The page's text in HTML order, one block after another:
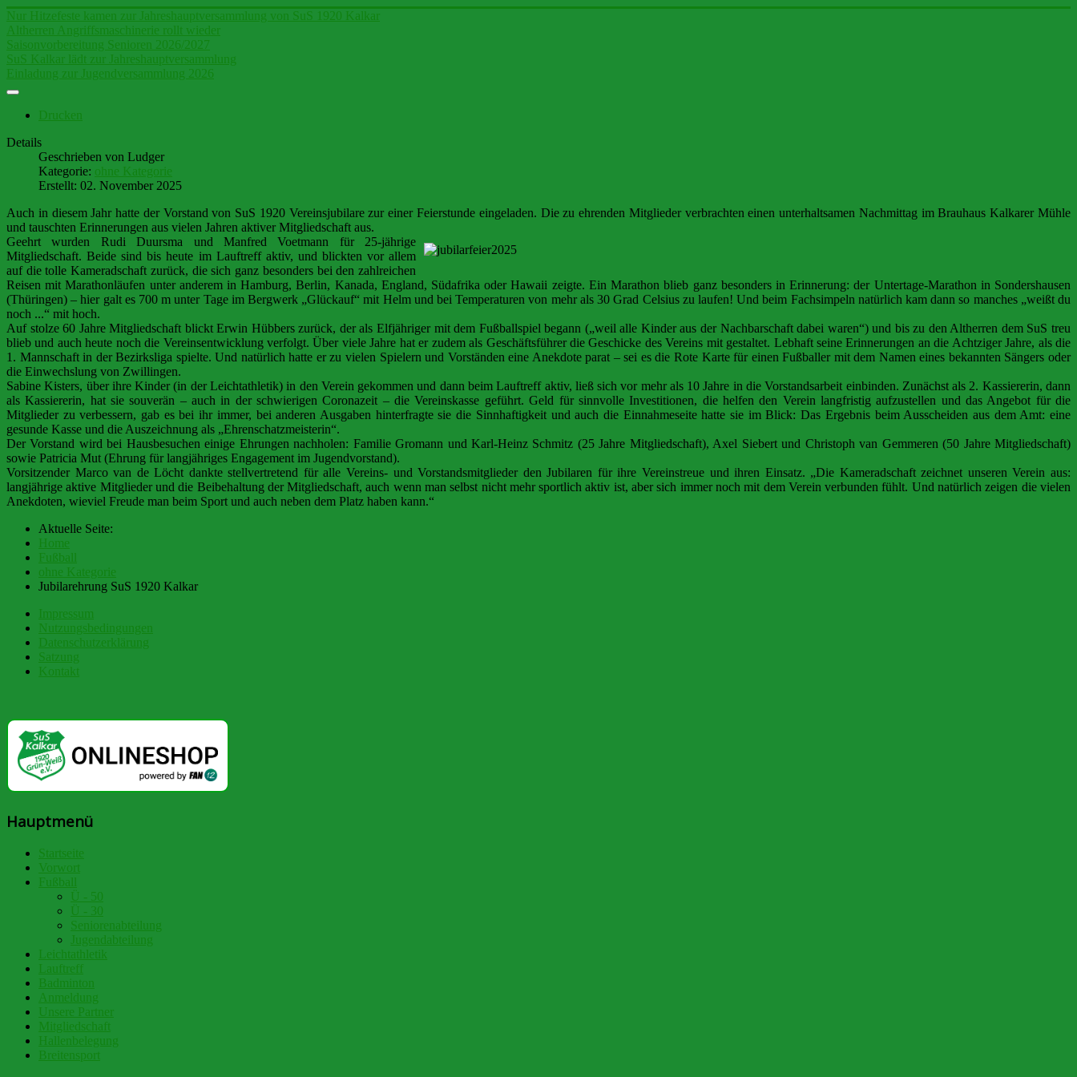
Nur Hitzefeste kamen zur Jahreshauptversammlung von SuS 1920 Kalkar
Altherren Angriffsmaschinerie rollt wieder
Saisonvorbereitung Senioren 2026/2027
SuS Kalkar lädt zur Jahreshauptversammlung
Einladung zur Jugendversammlung 2026
Drucken
Details
Geschrieben von Ludger
Kategorie: ohne Kategorie
Erstellt: 02. November 2025
Auch in diesem Jahr hatte der Vorstand von SuS 1920 Vereinsjubilare zur einer Feierstunde eingeladen. Die zu ehrenden Mitglieder verbrachten einen unterhaltsamen Nachmittag im Brauhaus Kalkarer Mühle
und tauschten Erinnerungen aus vielen Jahren aktiver Mitgliedschaft aus.
Geehrt wurden Rudi Duursma und Manfred Voetmann für 25-jährige
Mitgliedschaft. Beide sind bis heute im Lauftreff aktiv, und blickten vor allem
auf die tolle Kameradschaft zurück, die sich ganz besonders bei den zahlreichen
Reisen mit Marathonläufen unter anderem in Hamburg, Berlin, Kanada, England, Südafrika oder Hawaii zeigte. Ein Marathon blieb ganz besonders in Erinnerung: der Untertage-Marathon in Sondershausen
(Thüringen) – hier galt es 700 m unter Tage im Bergwerk „Glückauf“ mit Helm und bei Temperaturen von mehr als 30 Grad Celsius zu laufen! Und beim Fachsimpeln natürlich kam dann so manches „weißt du
noch ...“ mit hoch.
Auf stolze 60 Jahre Mitgliedschaft blickt Erwin Hübbers zurück, der als Elfjähriger mit dem Fußballspiel begann („weil alle Kinder aus der Nachbarschaft dabei waren“) und bis zu den Altherren dem SuS treu
blieb und auch heute noch die Vereinsentwicklung verfolgt. Über viele Jahre hat er zudem als Geschäftsführer die Geschicke des Vereins mit gestaltet. Lebhaft seine Erinnerungen an die Achtziger Jahre, als die
1. Mannschaft in der Bezirksliga spielte. Und natürlich hatte er zu vielen Spielern und Vorständen eine Anekdote parat – sei es die Rote Karte für einen Fußballer mit dem Namen eines bekannten Sängers oder
die Einwechslung von Zwillingen.
Sabine Kisters, über ihre Kinder (in der Leichtathletik) in den Verein gekommen und dann beim Lauftreff aktiv, ließ sich vor mehr als 10 Jahre in die Vorstandsarbeit einbinden. Zunächst als 2. Kassiererin, dann
als Kassiererin, hat sie souverän – auch in der schwierigen Coronazeit – die Vereinskasse geführt. Geld für sinnvolle Investitionen, die helfen den Verein langfristig aufzustellen und das Angebot für die
Mitglieder zu verbessern, gab es bei ihr immer, bei anderen Ausgaben hinterfragte sie die Sinnhaftigkeit und auch die Einnahmeseite hatte sie im Blick: Das Ergebnis beim Ausscheiden aus dem Amt: eine
gesunde Kasse und die Auszeichnung als „Ehrenschatzmeisterin“.
Der Vorstand wird bei Hausbesuchen einige Ehrungen nachholen: Familie Gromann und Karl-Heinz Schmitz (25 Jahre Mitgliedschaft), Axel Siebert und Christoph van Gemmeren (50 Jahre Mitgliedschaft)
sowie Patricia Mut (Ehrung für langjähriges Engagement im Jugendvorstand).
Vorsitzender Marco van de Löcht dankte stellvertretend für alle Vereins- und Vorstandsmitglieder den Jubilaren für ihre Vereinstreue und ihren Einsatz. „Die Kameradschaft zeichnet unseren Verein aus:
langjährige aktive Mitglieder und die Beibehaltung der Mitgliedschaft, auch wenn man selbst nicht mehr sportlich aktiv ist, aber sich immer noch mit dem Verein verbunden fühlt. Und natürlich zeigen die vielen
Anekdoten, wieviel Freude man beim Sport und auch neben dem Platz haben kann.“
Aktuelle Seite:
Home
Fußball
ohne Kategorie
Jubilarehrung SuS 1920 Kalkar
Impressum
Nutzungsbedingungen
Datenschutzerklärung
Satzung
Kontakt
Hauptmenü
Startseite
Vorwort
Fußball
Ü - 50
Ü - 30
Seniorenabteilung
Jugendabteilung
Leichtathletik
Lauftreff
Badminton
Anmeldung
Unsere Partner
Mitgliedschaft
Hallenbelegung
Breitensport